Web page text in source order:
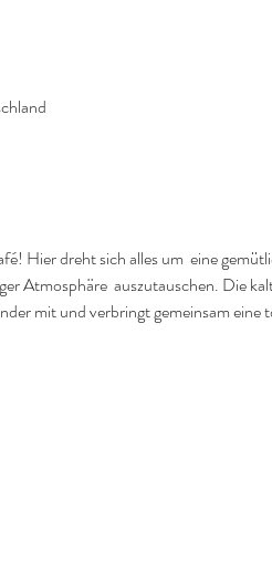
Hier dreht sich alles um  eine
Atmosphäre  auszutauschen. Die
mit und verbringt gemeinsam